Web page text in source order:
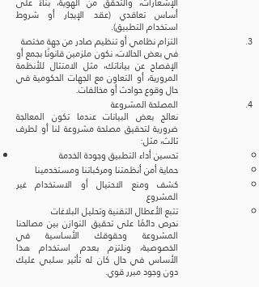
أساس تعاقدي (عقد الإيجار أو شروط
استخدام التطبيق).
التزام نظامي أو تنظيم صادر من جهة مختصة
في بعض الحالات، نكون ملزمين قانونًا بجمع أو
الإفصاح عن بياناتك، مثل الامتثال للأنظمة
المرورية، أو التعاون مع الجهات الحكومية في
حال وقوع حوادث أو مخالفات.
المصلحة المشروعة
نعالج بعض البيانات عندما تكون المعالجة
ضرورية لتحقيق مصلحة مشروعة لنا أو لطرف
ثالث، مثل:
تحسين أداء التطبيق وجودة الخدمة
حماية أمن أنظمتنا ومركباتنا ومستخدمينا
كشف ومنع الاحتيال أو الاستخدام غير
المشروع
تتبع الأعطال التقنية وتحليل البلاغات
نحرص دائمًا على تحقيق التوازن بين مصالحنا
المشروعة وحقوقك الأساسية في
الخصوصية، ونلتزم بعدم استخدام هذا
الأساس في حال كان له تأثير سلبي عليك
دون وجود مبرر قوي.